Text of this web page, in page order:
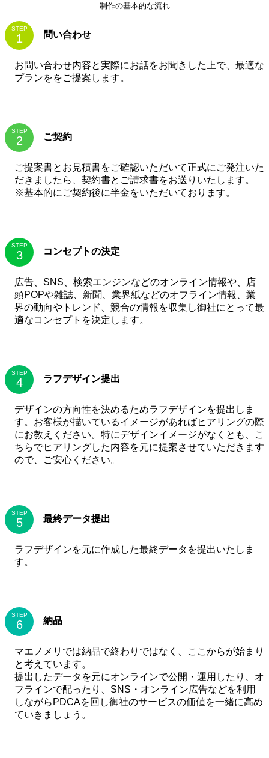
制作の基本的な流れ
STEP
問い合わせ
お問い合わせ内容と実際にお話をお聞きした上で、最適な
プランををご提案します。
STEP
ご契約
ご提案書とお見積書をご確認いただいて正式にご発注いた
だきましたら、契約書とご請求書をお送りいたします。
※基本的にご契約後に半金をいただいております。
STEP
コンセプトの決定
広告、SNS、検索エンジンなどのオンライン情報や、店
頭POPや雑誌、新聞、業界紙などのオフライン情報、業
界の動向やトレンド、競合の情報を収集し御社にとって最
適なコンセプトを決定します。
STEP
ラフデザイン提出
デザインの方向性を決めるためラフデザインを提出しま
す。お客様が描いているイメージがあればヒアリングの際
にお教えください。特にデザインイメージがなくとも、こ
ちらでヒアリングした内容を元に提案させていただきます
ので、ご安心ください。
STEP
最終データ提出
ラフデザインを元に作成した最終データを提出いたしま
す。
STEP
納品
マエノメリでは納品で終わりではなく、ここからが始まり
と考えています。
提出したデータを元にオンラインで公開・運用したり、オ
フラインで配ったり、SNS・オンライン広告などを利用
しながらPDCAを回し御社のサービスの価値を一緒に高め
ていきましょう。